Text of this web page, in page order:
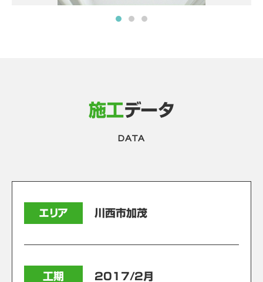
施工データ
DATA
エリア 川西市加茂
工期 2017/2月